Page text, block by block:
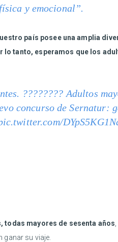
y emocional”.
país posee una amplia
tanto, esperamos que los
???????? Adultos
concurso de Sernatur:
todas mayores de sesenta años
su viaje.